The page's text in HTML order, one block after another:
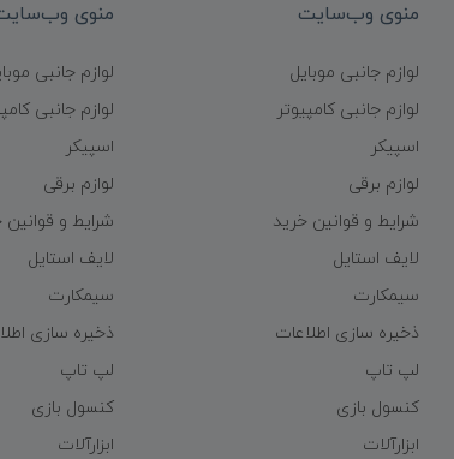
منوی وب‌سایت
لوازم جانبی موبایل
لوازم جانبی کامپیوتر
اسپیکر
لوازم برقی
شرایط و قوانین خرید
لایف استایل
سیمکارت
ذخیره سازی اطلاعات
لپ تاپ
کنسول بازی
ابزارآلات
منوی
لوازم جانبی
لوازم جانبی
اسپیکر
لوازم برقی
شرایط و قوانین
لایف استایل
سیمکارت
ذخیره سازی
لپ تاپ
کنسول بازی
ابزارآلات